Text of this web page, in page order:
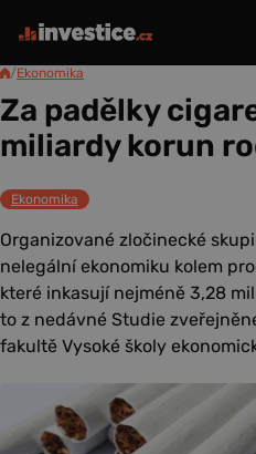
/Ekonomika
Za padělky
miliardy korun
Ekonomika
Organizované zločinecké
nelegální ekonomiku kolem
které inkasují nejméně 3,28
to z nedávné Studie
fakultě Vysoké školy